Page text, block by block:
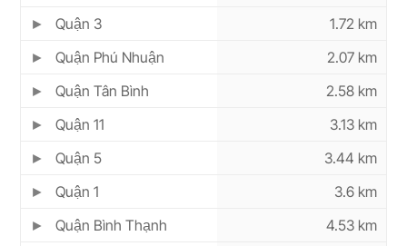
Quận 3
1.72 km
Quận Phú Nhuận
2.07 km
Quận Tân Bình
2.58 km
Quận 11
3.13 km
Quận 5
3.44 km
Quận 1
3.6 km
Quận Bình Thạnh
4.53 km